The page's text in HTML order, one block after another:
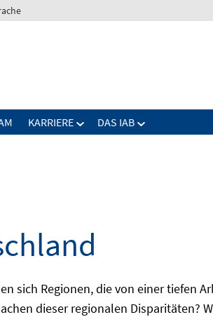
KARRIERE DAS IAB
sich Regionen, die von einer tiefen
dieser regionalen Disparitäten?